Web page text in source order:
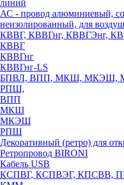
линий
АС - провод алюминиевый,
неизолированный, для
КВВГ, КВВГнг, КВВГЭнг,
КВВГ
КВВГнг
КВВГнг-LS
БПВЛ, ВПП, МКШ, МКЭШ,
РПШ,
ВПП
МКШ
МКЭШ
РПШ
Декоративный (ретро) для
Ретропровод BIRONI
Кабель USB
КСПВГ, КСПВЭГ, КПСВВ,